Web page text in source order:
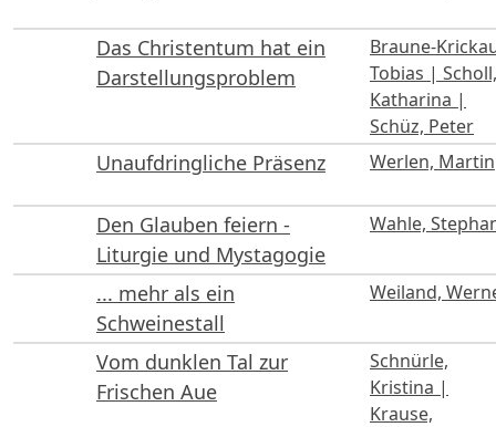
Das Christentum hat ein
Darstellungsproblem
Braune-
Tobias | Scholl,
Katharina |
Schüz, Peter
Unaufdringliche Präsenz Werlen, Martin
Den Glauben feiern -
Liturgie und Mystagogie
Wahle,
... mehr als ein
Schweinestall
Weiland,
Vom dunklen Tal zur
Frischen Aue
Schnürle,
Kristina |
Krause,